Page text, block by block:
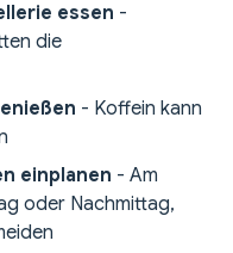
essen -
die
- Koffein kann
einplanen - Am
oder Nachmittag,